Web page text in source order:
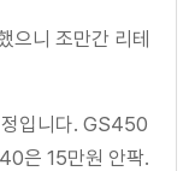
으니 조만간 리테
입니다. GS450
은 15만원 안팍.